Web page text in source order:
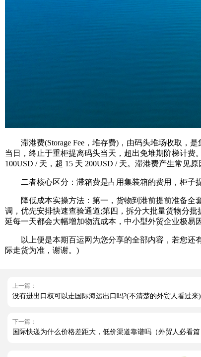
滞港费(Storage Fee，堆存费)，由码头堆场收取，是
当日，终止于重柜提离码头当天，超出免堆期阶梯计费
100USD / 天，超 15 天 200USD / 天。滞港费产生常见
二者核心区分：滞箱费是占用集装箱的费用，柜子提
降低成本实操方法：第一，货物到港前提前准备全套
调，优先安排快速查验通道;第四，拆分大批量货物分
延每一天都会大幅增加物流成本，中小型外贸企业极易
以上便是本期百运网为您分享的全部内容，若您还有
际走货为准，谢谢。)
上一篇：
没有进出口权可以走国际海运出口吗?(不清楚的外贸人看过来)
下一篇：
国际快递为什么价格差距大，低价渠道靠谱吗（外贸人必看篇